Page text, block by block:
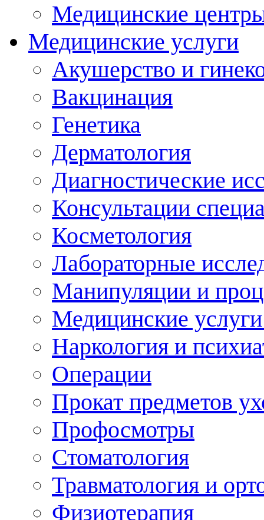
Медицинские
Медицинские услуги
Акушерство и
Вакцинация
Генетика
Дерматология
Диагностические
Консультации
Косметология
Лабораторные
Манипуляции и
Медицинские
Наркология и
Операции
Прокат предметов
Профосмотры
Стоматология
Травматология и
Физиотерапия